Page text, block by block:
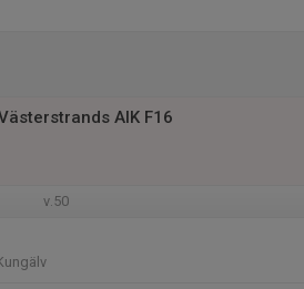
AIK F16
v.50